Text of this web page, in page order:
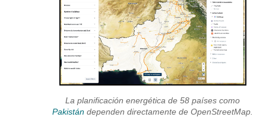
comunitario y alineación
Límites claros de lo que
cartografiamos
control de versiones
La planificación energética de 58 países como
Pakistán dependen directamente de OpenStreetMap.